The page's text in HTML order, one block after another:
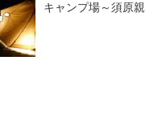
キャンプ場～須原